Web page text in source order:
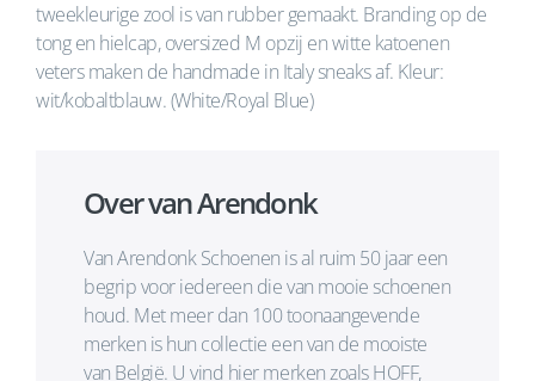
tweekleurige zool is van rubber gemaakt. Branding op de
tong en hielcap, oversized M opzij en witte katoenen
veters maken de handmade in Italy sneaks af. Kleur:
wit/kobaltblauw. (White/Royal Blue)
Over van Arendonk
Van Arendonk Schoenen is al ruim 50 jaar een
begrip voor iedereen die van mooie schoenen
houd. Met meer dan 100 toonaangevende
merken is hun collectie een van de mooiste
van België. U vind hier merken zoals HOFF,